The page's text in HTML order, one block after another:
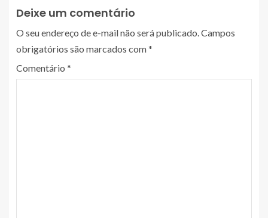
Deixe um comentário
O seu endereço de e-mail não será publicado.Campos
obrigatórios são marcados com*
Comentário *